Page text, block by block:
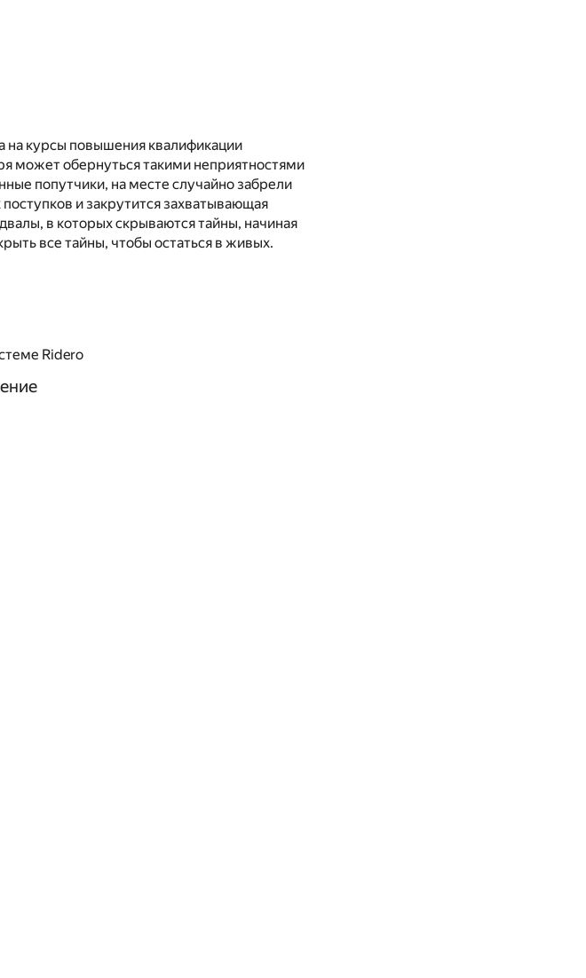
на курсы повышения квалификации
может обернуться такими неприятностями
попутчики, на месте случайно забрели
и закрутится захватывающая
в которых скрываются тайны, начиная
все тайны, чтобы остаться в живых.
Ridero